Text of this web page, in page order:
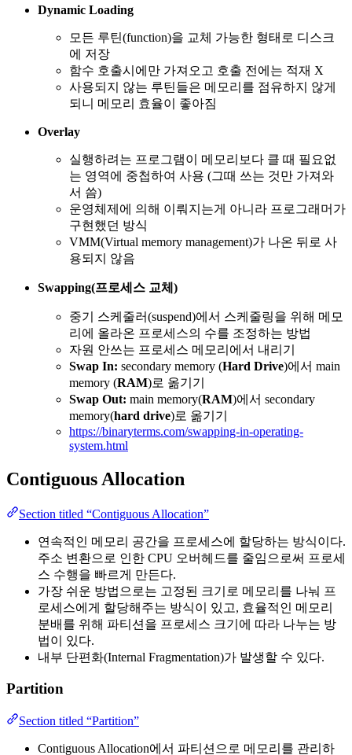
Dynamic Loading
모든 루틴(function)을 교체 가능한 형태로 디스크
에 저장
함수 호출시에만 가져오고 호출 전에는 적재 X
사용되지 않는 루틴들은 메모리를 점유하지 않게
되니 메모리 효율이 좋아짐
Overlay
실행하려는 프로그램이 메모리보다 클 때 필요없
는 영역에 중첩하여 사용 (그때 쓰는 것만 가져와
서 씀)
운영체제에 의해 이뤄지는게 아니라 프로그래머가
구현했던 방식
VMM(Virtual memory management)가 나온 뒤로 사
용되지 않음
Swapping(프로세스 교체)
중기 스케줄러(suspend)에서 스케줄링을 위해 메모
리에 올라온 프로세스의 수를 조정하는 방법
자원 안쓰는 프로세스 메모리에서 내리기
Swap In: secondary memory (Hard Drive)에서 main
memory (RAM)로 옮기기
Swap Out: main memory(RAM)에서 secondary
memory(hard drive)로 옮기기
https://binaryterms.com/swapping-in-operating-
system.html
Contiguous Allocation
Section titled “Contiguous Allocation”
연속적인 메모리 공간을 프로세스에 할당하는 방식이다.
주소 변환으로 인한 CPU 오버헤드를 줄임으로써 프로세
스 수행을 빠르게 만든다.
가장 쉬운 방법으로는 고정된 크기로 메모리를 나눠 프
로세스에게 할당해주는 방식이 있고, 효율적인 메모리
분배를 위해 파티션을 프로세스 크기에 따라 나누는 방
법이 있다.
내부 단편화(Internal Fragmentation)가 발생할 수 있다.
Partition
Section titled “Partition”
Contiguous Allocation에서 파티션으로 메모리를 관리하